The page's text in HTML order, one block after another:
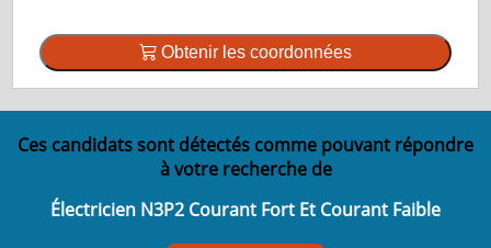
Obtenir les coordonnées
Ces candidats sont détectés comme pouvant répondre
à votre recherche de
Électricien N3P2 Courant Fort Et Courant Faible